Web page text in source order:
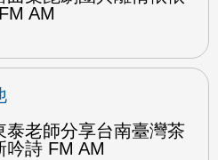
AM
泰老師分享台南臺灣茶
吟詩 FM AM